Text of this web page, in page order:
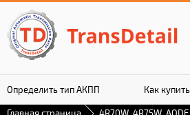
Определить тип АКПП Как купить